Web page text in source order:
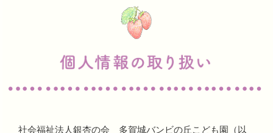
社会福祉法人銀杏の会 多賀城バンビの丘こども園（以